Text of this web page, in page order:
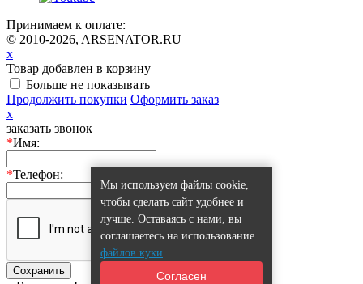
Мы используем файлы cookie,
чтобы сделать сайт удобнее и
лучше. Оставаясь с нами, вы
соглашаетесь на использование
файлов куки.
Согласен
Принимаем к оплате:
© 2010-2026, ARSENATOR.RU
x
Товар добавлен в корзину
Больше не показывать
Продолжить покупки Оформить заказ
x
заказать звонок
*Имя:
*Телефон:
Сохранить